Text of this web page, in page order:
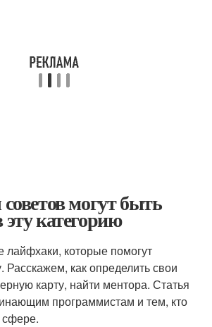
могут быть
категорию
которые помогут
Расскажем, как определить свои
карту, найти ментора. Статья
программистам и тем, кто
сфере.